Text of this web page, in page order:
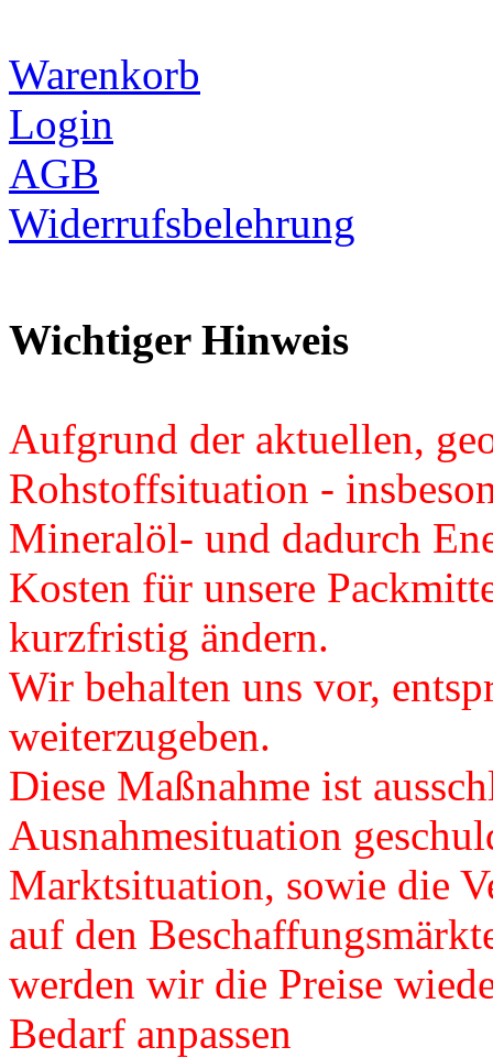
Warenkorb
Login
AGB
Widerrufsbelehrung
Wichtiger Hinweis
Aufgrund der aktuellen,
Rohstoffsituation -
Mineralöl- und dadurch
Kosten für unsere
kurzfristig ändern.
Wir behalten uns vor,
weiterzugeben.
Diese Maßnahme ist
Ausnahmesituation
Marktsituation, sowie die
auf den
werden wir die Preise
Bedarf anpassen